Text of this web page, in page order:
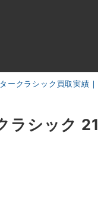
ークラシック買取実績
ラシック